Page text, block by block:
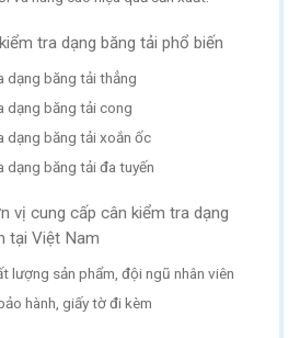
tra dạng băng tải phổ biến
dạng băng tải thẳng
dạng băng tải cong
dạng băng tải xoắn ốc
dạng băng tải đa tuyến
vị cung cấp cân kiểm tra dạng
tại Việt Nam
lượng sản phẩm, đội ngũ nhân viên
hành, giấy tờ đi kèm